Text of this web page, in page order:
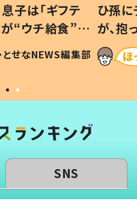
子は「ギフテ
“ウチ給食”を
は #令和の親
とせなNEWS編集部
ひ孫
が、
「涙が
い」
SNS